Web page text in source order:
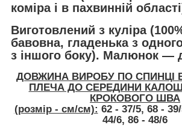
коміра і в пахвинній
Виготовлений з куліра
бавовна, гладенька з
з іншого боку). Малюнок ―
ДОВЖИНА ВИРОБУ ПО СПИНЦІ
ПЛЕЧА ДО СЕРЕДИНИ
КРОКОВОГО ШВА
(розмір - см/см): 62 - 37/5, 68 -
44/6, 86 - 48/6